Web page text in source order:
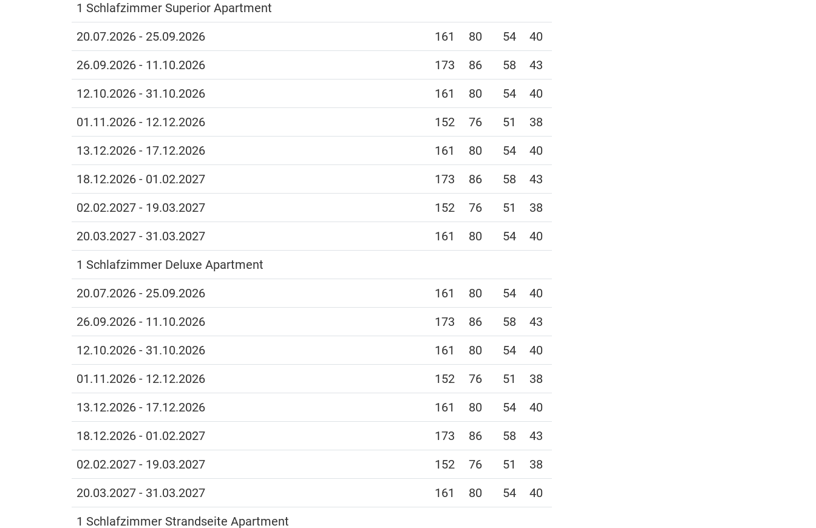
1 Schlafzimmer Superior Apartment
20.07.2026 - 25.09.2026
161 80 54
40
26.09.2026 - 11.10.2026
173 86 58
43
12.10.2026 - 31.10.2026
161 80 54
40
01.11.2026 - 12.12.2026
152 76 51
38
13.12.2026 - 17.12.2026
161 80 54
40
18.12.2026 - 01.02.2027
173 86 58
43
02.02.2027 - 19.03.2027
152 76 51
38
20.03.2027 - 31.03.2027
161 80 54
40
1 Schlafzimmer Deluxe Apartment
20.07.2026 - 25.09.2026
161 80 54
40
26.09.2026 - 11.10.2026
173 86 58
43
12.10.2026 - 31.10.2026
161 80 54
40
01.11.2026 - 12.12.2026
152 76 51
38
13.12.2026 - 17.12.2026
161 80 54
40
18.12.2026 - 01.02.2027
173 86 58
43
02.02.2027 - 19.03.2027
152 76 51
38
20.03.2027 - 31.03.2027
161 80 54
40
1 Schlafzimmer Strandseite Apartment